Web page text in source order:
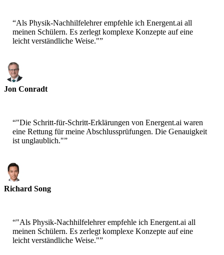
“Als Physik-Nachhilfelehrer empfehle ich Energent.ai all
meinen Schülern. Es zerlegt komplexe Konzepte auf eine
leicht verständliche Weise."”
Jon Conradt
“"Die Schritt-für-Schritt-Erklärungen von Energent.ai waren
eine Rettung für meine Abschlussprüfungen. Die Genauigkeit
ist unglaublich."”
Richard Song
“"Als Physik-Nachhilfelehrer empfehle ich Energent.ai all
meinen Schülern. Es zerlegt komplexe Konzepte auf eine
leicht verständliche Weise."”